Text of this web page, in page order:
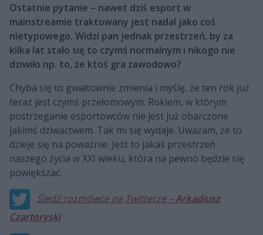
Ostatnie pytanie – nawet dziś esport w
mainstreamie traktowany jest nadal jako coś
nietypowego. Widzi pan jednak przestrzeń, by za
kilka lat stało się to czymś normalnym i nikogo nie
dziwiło np. to, że ktoś gra zawodowo?
Chyba się to gwałtownie zmienia i myślę, że ten rok już
teraz jest czymś przełomowym. Rokiem, w którym
postrzeganie esportowców nie jest już obarczone
jakimś dziwactwem. Tak mi się wydaje. Uważam, że to
dzieje się na poważnie. Jest to jakaś przestrzeń
naszego życia w XXI wieku, która na pewno będzie się
powiększać.
Śledź rozmówcę na Twitterze –Arkadiusz
Czartoryski